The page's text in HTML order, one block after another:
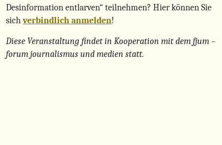
Desinformation entlarven“ teilnehmen? Hier können Sie
sichverbindlich anmelden!
Diese Veranstaltung findet in Kooperation mit dem fjum –
forum journalismus und medien statt.